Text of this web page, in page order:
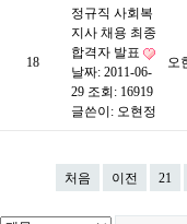
18
정규직 사회복
지사 채용 최종
합격자 발표
날짜: 2011-06-
29 조회: 16919
글쓴이: 오현정
오
처음 이전 21